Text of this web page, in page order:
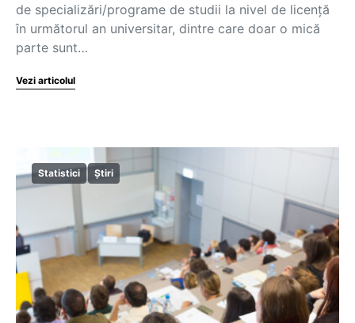
de specializări/programe de studii la nivel de licență
în următorul an universitar, dintre care doar o mică
parte sunt…
Vezi articolul
Statistici Știri